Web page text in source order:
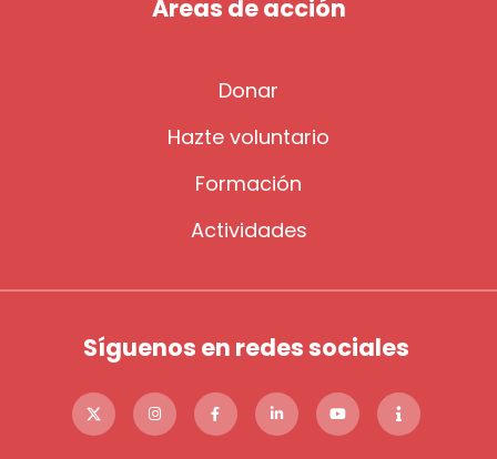
Áreas de acción
Donar
Hazte voluntario
Formación
Actividades
Síguenos en redes sociales